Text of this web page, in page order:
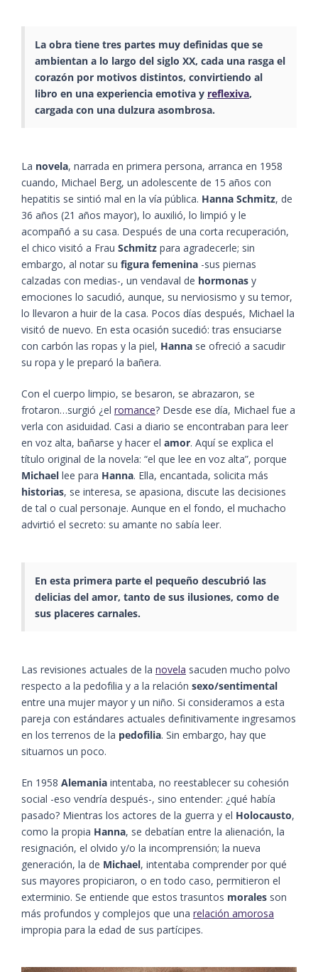
La obra tiene tres partes muy definidas que se
ambientan a lo largo del siglo XX, cada una rasga el
corazón por motivos distintos, convirtiendo al
libro en una experiencia emotiva y reflexiva,
cargada con una dulzura asombrosa.
La novela, narrada en primera persona, arranca en 1958
cuando, Michael Berg, un adolescente de 15 años con
hepatitis se sintió mal en la vía pública. Hanna Schmitz, de
36 años (21 años mayor), lo auxilió, lo limpió y le
acompañó a su casa. Después de una corta recuperación,
el chico visitó a Frau Schmitz para agradecerle; sin
embargo, al notar su figura femenina -sus piernas
calzadas con medias-, un vendaval de hormonas y
emociones lo sacudió, aunque, su nerviosismo y su temor,
lo llevaron a huir de la casa. Pocos días después, Michael la
visitó de nuevo. En esta ocasión sucedió: tras ensuciarse
con carbón las ropas y la piel, Hanna se ofreció a sacudir
su ropa y le preparó la bañera.
Con el cuerpo limpio, se besaron, se abrazaron, se
frotaron…surgió ¿el romance? Desde ese día, Michael fue a
verla con asiduidad. Casi a diario se encontraban para leer
en voz alta, bañarse y hacer el amor. Aquí se explica el
título original de la novela: “el que lee en voz alta”, porque
Michael lee para Hanna. Ella, encantada, solicita más
historias, se interesa, se apasiona, discute las decisiones
de tal o cual personaje. Aunque en el fondo, el muchacho
advirtió el secreto: su amante no sabía leer.
En esta primera parte el pequeño descubrió las
delicias del amor, tanto de sus ilusiones, como de
sus placeres carnales.
Las revisiones actuales de la novela sacuden mucho polvo
respecto a la pedofilia y a la relación sexo/sentimental
entre una mujer mayor y un niño. Si consideramos a esta
pareja con estándares actuales definitivamente ingresamos
en los terrenos de la pedofilia. Sin embargo, hay que
situarnos un poco.
En 1958 Alemania intentaba, no reestablecer su cohesión
social -eso vendría después-, sino entender: ¿qué había
pasado? Mientras los actores de la guerra y el Holocausto,
como la propia Hanna, se debatían entre la alienación, la
resignación, el olvido y/o la incomprensión; la nueva
generación, la de Michael, intentaba comprender por qué
sus mayores propiciaron, o en todo caso, permitieron el
exterminio. Se entiende que estos trasuntos morales son
más profundos y complejos que una relación amorosa
impropia para la edad de sus partícipes.